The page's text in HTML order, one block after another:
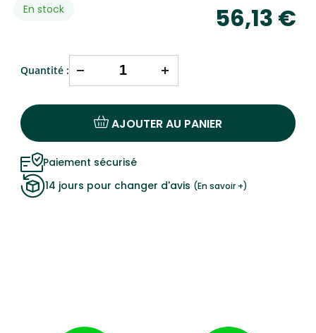
Disponibilité:
En stock 56,13 €
Quantité :
AJOUTER AU PANIER
Paiement sécurisé
14 jours pour changer d'avis (En savoir +)